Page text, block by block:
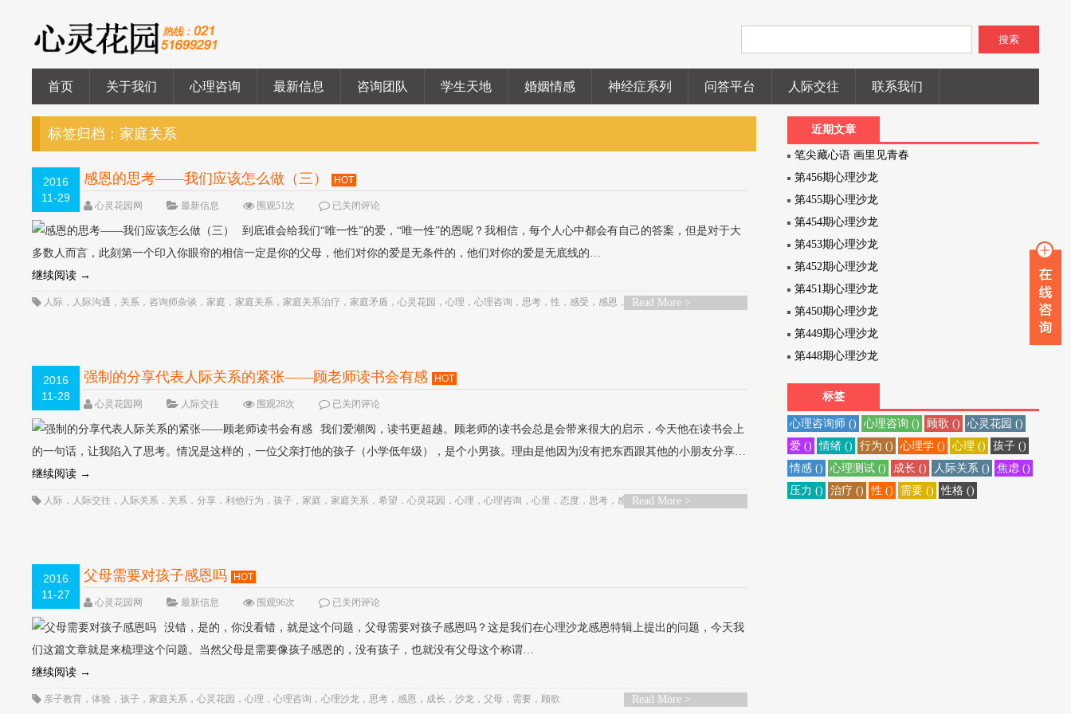
搜索
首页 关于我们 心理咨询 最新信息 咨询团队 学生天地 婚姻情感 神经症系列 问答平台 人际交往 联系我们
标签归档： 家庭关系
2016
11-29
感恩的思考――我们应该怎么做（三） HOT
心灵花园网 最新信息 围观51次 已关闭评论
到底谁会给我们“唯一性”的爱，“唯一性”的恩呢？我相信，每个人心中都会有自己的答案，但是对于大
多数人而言，此刻第一个印入你眼帘的相信一定是你的父母，他们对你的爱是无条件的，他们对你的爱是无底线的…
继续阅读 →
Read More >
人际 ， 人际沟通 ， 关系 ， 咨询师杂谈 ，家庭 ，家庭关系 ，家庭关系治疗 ，家庭矛盾 ，心灵花园 ，心理 ，心理咨询 ，思考 ，性 ， 感受 ， 感恩 ， 沟通， 治疗， 爱
2016
11-28
强制的分享代表人际关系的紧张――顾老师读书会有感 HOT
心灵花园网 人际交往 围观28次 已关闭评论
我们爱潮阅，读书更超越。顾老师的读书会总是会带来很大的启示，今天他在读书会上
的一句话，让我陷入了思考。情况是这样的，一位父亲打他的孩子（小学低年级），是个小男孩。理由是他因为没有把东西跟其他的小朋友分享…
继续阅读 →
Read More >
人际 ， 人际交往 ， 人际关系 ， 关系 ，分享 ，利他行为 ，孩子 ，家庭 ，家庭关系 ，希望 ，心灵花园 ，心理 ，心理咨询 ，心里 ，态度 ，思考 ， 感受，成长 ，接受
2016
11-27
父母需要对孩子感恩吗 HOT
心灵花园网 最新信息 围观96次 已关闭评论
没错，是的，你没看错，就是这个问题，父母需要对孩子感恩吗？这是我们在心理沙龙感恩特辑上提出的问题，今天我
们这篇文章就是来梳理这个问题。当然父母是需要像孩子感恩的，没有孩子，也就没有父母这个称谓…
继续阅读 →
Read More >
亲子教育 ，体验 ，孩子 ，家庭关系 ，心灵花园 ，心理 ，心理咨询 ，心理沙龙 ，思考 ， 感恩 ， 成长 ，沙龙 ，父母 ， 需要 ， 顾歌
近期文章
笔尖藏心语 画里见青春
第456期心理沙龙
第455期心理沙龙
第454期心理沙龙
第453期心理沙龙
第452期心理沙龙
第451期心理沙龙
第450期心理沙龙
第449期心理沙龙
第448期心理沙龙
标签
心理咨询师 () 心理咨询 () 顾歌 ()
心灵花园 ()
爱 ()
情绪 () 行为 () 心理学 () 心理 ()
孩子 ()
情感 ()
心理测试 () 成长 () 人际关系 ()
焦虑 ()
压力 ()
治疗 () 性 () 需要 () 性格 ()